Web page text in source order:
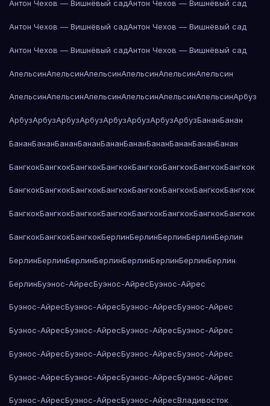
Антон Чехов — Вишнёвый садАнтон Чехов — Вишнёвый сад
Антон Чехов — Вишнёвый садАнтон Чехов — Вишнёвый сад
Антон Чехов — Вишнёвый садАнтон Чехов — Вишнёвый сад
АпельсинАпельсинАпельсинАпельсинАпельсинАпельсин
АпельсинАпельсинАпельсинАпельсинАпельсинАпельсинАрбуз
АрбузАрбузАрбузАрбузАрбузАрбузАрбузАрбузБананБанан
БананБананБананБананБананБананБананБананБананБанан
БангкокБангкокБангкокБангкокБангкокБангкокБангкокБангкок
БангкокБангкокБангкокБангкокБангкокБангкокБангкокБангкок
БангкокБангкокБангкокБангкокБангкокБангкокБангкокБангкок
БангкокБангкокБангкокБерлинБерлинБерлинБерлинБерлин
БерлинБерлинБерлинБерлинБерлинБерлинБерлинБерлин
БерлинБуэнос-АйресБуэнос-АйресБуэнос-Айрес
Буэнос-АйресБуэнос-АйресБуэнос-АйресБуэнос-Айрес
Буэнос-АйресБуэнос-АйресБуэнос-АйресБуэнос-Айрес
Буэнос-АйресБуэнос-АйресБуэнос-АйресБуэнос-Айрес
Буэнос-АйресБуэнос-АйресБуэнос-АйресБуэнос-Айрес
Буэнос-АйресБуэнос-АйресБуэнос-АйресВладивосток